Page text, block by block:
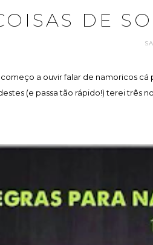
DE
a ouvir falar de namoricos
(e passa tão rápido!) terei três